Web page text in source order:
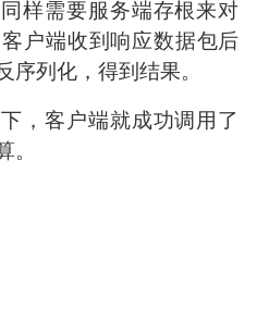
样需要服务端存根来对
户端收到响应数据包后
序列化，得到结果。
，客户端就成功调用了
。